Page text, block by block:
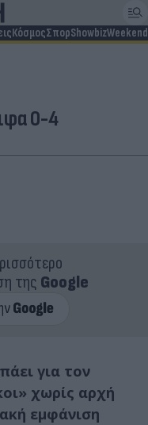
ΚόσμοςΣπορShowbizWeekend
0-4
της Google
για τον
χωρίς αρχή
εμφάνιση